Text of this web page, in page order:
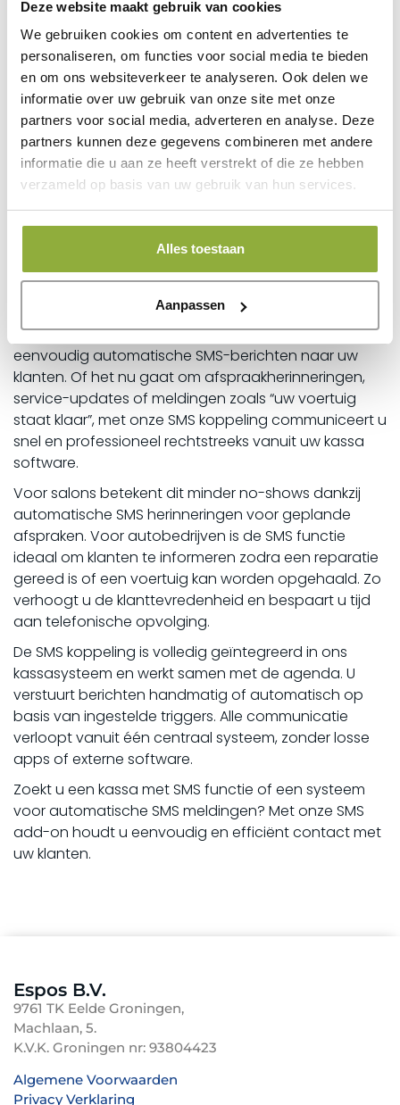
Deze website maakt gebruik van cookies
We gebruiken cookies om content en advertenties te
personaliseren, om functies voor social media te bieden
en om ons websiteverkeer te analyseren. Ook delen we
informatie over uw gebruik van onze site met onze
partners voor social media, adverteren en analyse. Deze
partners kunnen deze gegevens combineren met andere
informatie die u aan ze heeft verstrekt of die ze hebben
verzameld op basis van uw gebruik van hun services.
Alles toestaan
Aanpassen
Informatie
Beschrijving
Beschrijving:
SMS Functie voor uw
Kassasysteem – SMS
Herinneringen en
Meldingen
Met de SMS functie in ons kassasysteem verstuurt u
eenvoudig automatische SMS-berichten naar uw
klanten. Of het nu gaat om afspraakherinneringen,
service-updates of meldingen zoals “uw voertuig
staat klaar”, met onze SMS koppeling communiceert u
snel en professioneel rechtstreeks vanuit uw kassa
software.
Voor salons betekent dit minder no-shows dankzij
automatische SMS herinneringen voor geplande
afspraken. Voor autobedrijven is de SMS functie
ideaal om klanten te informeren zodra een reparatie
gereed is of een voertuig kan worden opgehaald. Zo
verhoogt u de klanttevredenheid en bespaart u tijd
aan telefonische opvolging.
De SMS koppeling is volledig geïntegreerd in ons
kassasysteem en werkt samen met de agenda. U
verstuurt berichten handmatig of automatisch op
basis van ingestelde triggers. Alle communicatie
verloopt vanuit één centraal systeem, zonder losse
apps of externe software.
Zoekt u een kassa met SMS functie of een systeem
voor automatische SMS meldingen? Met onze SMS
add-on houdt u eenvoudig en efficiënt contact met
uw klanten.
Espos B.V.
9761 TK Eelde Groningen,
Machlaan, 5.
K.V.K. Groningen nr: 93804423
Algemene Voorwaarden
Privacy Verklaring